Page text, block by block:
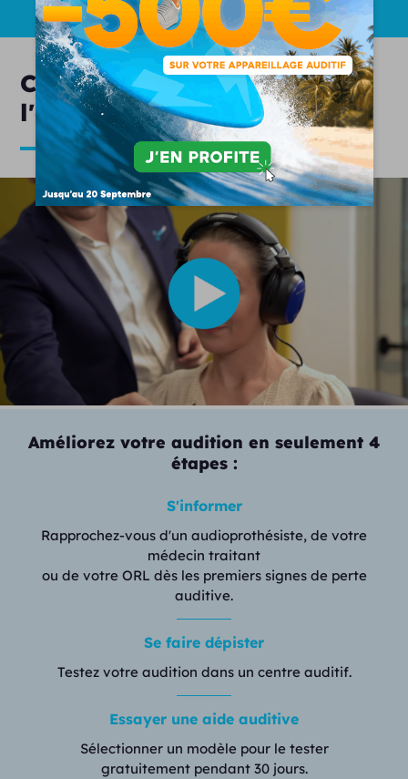
Comment se déroule
l'appareillage auditif ?
Améliorez votre audition en seulement 4
étapes :
S'informer
Rapprochez-vous d'un audioprothésiste, de votre
médecin traitant
ou de votre ORL dès les premiers signes de perte
auditive.
Se faire dépister
Testez votre audition dans un centre auditif.
Essayer une aide auditive
Sélectionner un modèle pour le tester
gratuitement pendant 30 jours.